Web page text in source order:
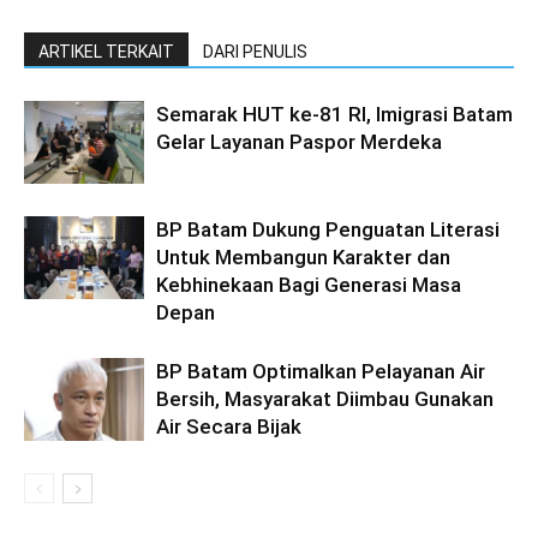
ARTIKEL TERKAIT DARI PENULIS
Semarak HUT ke-81 RI, Imigrasi Batam
Gelar Layanan Paspor Merdeka
BP Batam Dukung Penguatan Literasi
Untuk Membangun Karakter dan
Kebhinekaan Bagi Generasi Masa
Depan
BP Batam Optimalkan Pelayanan Air
Bersih, Masyarakat Diimbau Gunakan
Air Secara Bijak